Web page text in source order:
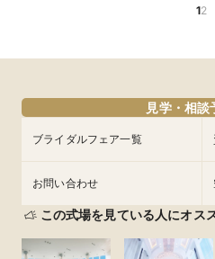
12
見学・相談
ブライダルフェア一覧
お問い合わせ
この式場を見ている人にオス